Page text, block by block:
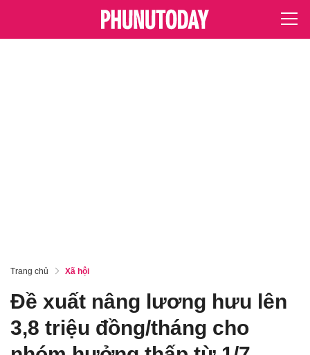
Trang chủ Xã hội
Đề xuất nâng lương hưu lên
3,8 triệu đồng/tháng cho